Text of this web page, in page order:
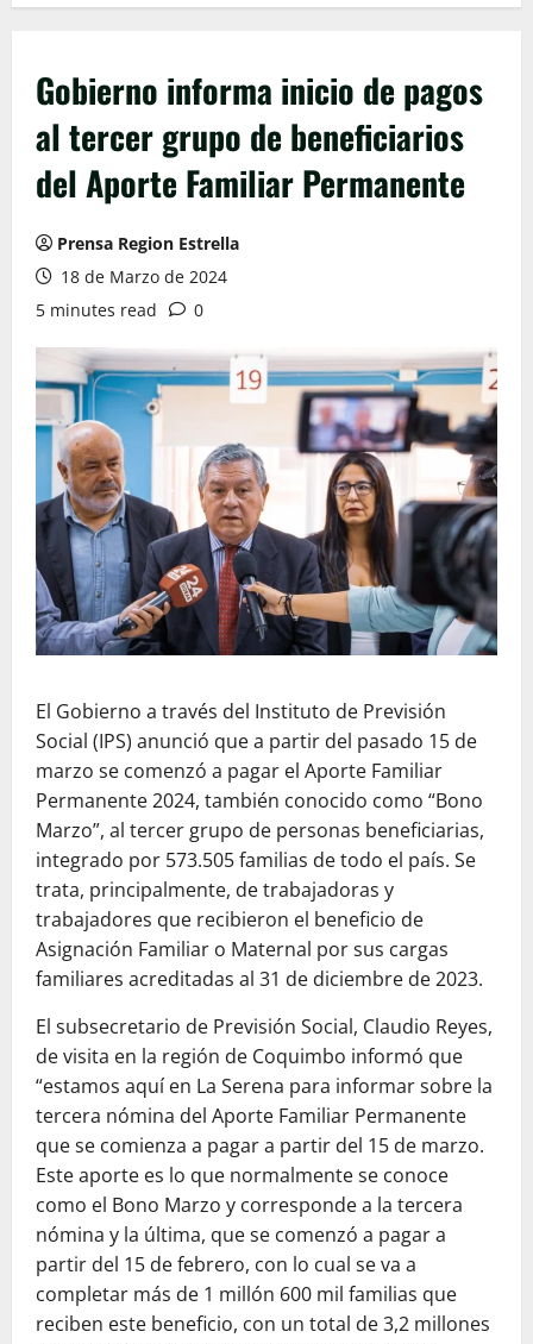
Gobierno informa inicio de pagos
al tercer grupo de beneficiarios
del Aporte Familiar Permanente
Prensa Region Estrella
18 de Marzo de 2024
5 minutes read
0
El Gobierno a través del Instituto de Previsión
Social (IPS) anunció que a partir del pasado 15 de
marzo se comenzó a pagar el Aporte Familiar
Permanente 2024, también conocido como “Bono
Marzo”, al tercer grupo de personas beneficiarias,
integrado por 573.505 familias de todo el país. Se
trata, principalmente, de trabajadoras y
trabajadores que recibieron el beneficio de
Asignación Familiar o Maternal por sus cargas
familiares acreditadas al 31 de diciembre de 2023.
El subsecretario de Previsión Social, Claudio Reyes,
de visita en la región de Coquimbo informó que
“estamos aquí en La Serena para informar sobre la
tercera nómina del Aporte Familiar Permanente
que se comienza a pagar a partir del 15 de marzo.
Este aporte es lo que normalmente se conoce
como el Bono Marzo y corresponde a la tercera
nómina y la última, que se comenzó a pagar a
partir del 15 de febrero, con lo cual se va a
completar más de 1 millón 600 mil familias que
reciben este beneficio, con un total de 3,2 millones